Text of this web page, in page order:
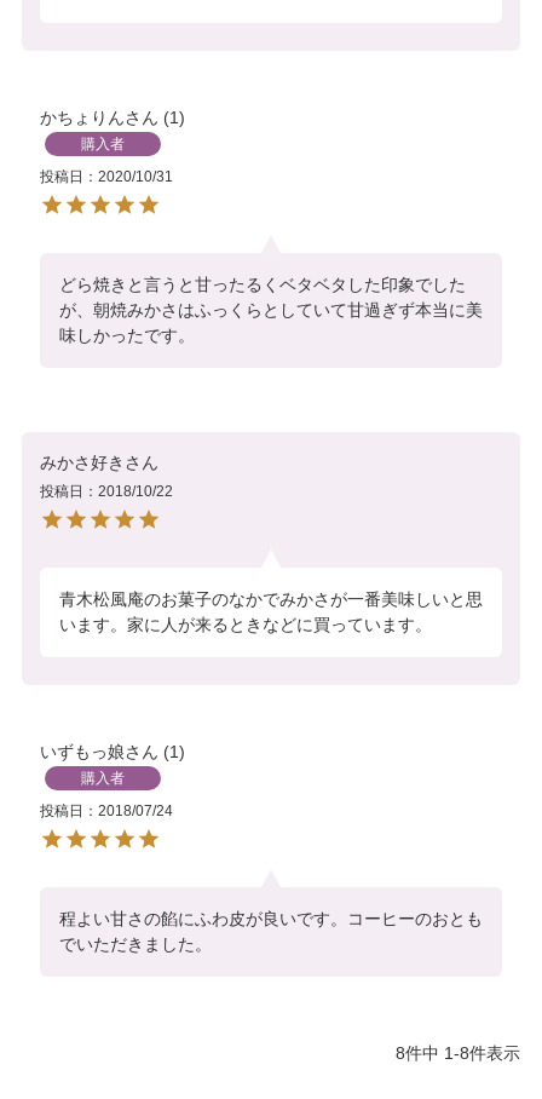
かちょりん 1
購入者
投稿日
2020/10/31
どら焼きと言うと甘ったるくベタベタした印象でした
が、朝焼みかさはふっくらとしていて甘過ぎず本当に美
味しかったです。
みかさ好き
投稿日 2018/10/22
青木松風庵のお菓子のなかでみかさが一番美味しいと思
います。家に人が来るときなどに買っています。
いずもっ娘 1
購入者
投稿日
2018/07/24
程よい甘さの餡にふわ皮が良いです。コーヒーのおとも
でいただきました。
8件中 1-8件表示